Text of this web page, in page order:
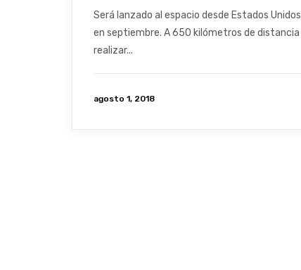
Será lanzado al espacio desde Estados Unidos
en septiembre. A 650 kilómetros de distancia
realizar...
agosto 1, 2018